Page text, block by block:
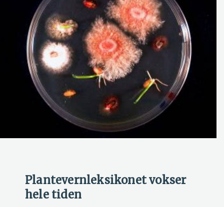
Plantevernleksikonet vokser
hele tiden